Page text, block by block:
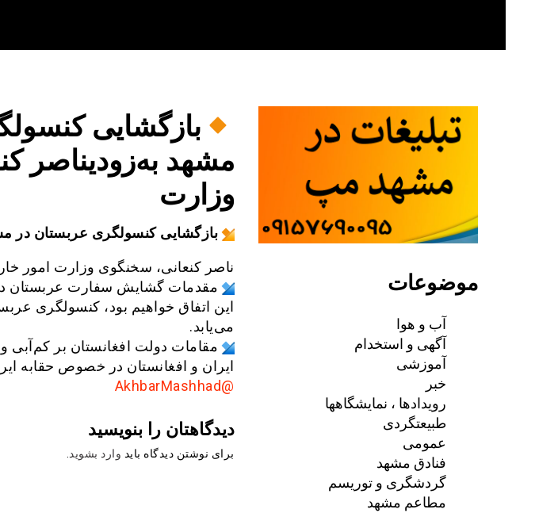
content
بازگشایی
مشهد به‌زودیناصر
وزارت
بازگشایی کنسولگری عربستان در
ناصر کنعانی، سخنگوی وزارت امور
مقدمات گشایش سفارت عربستان
این اتفاق خواهیم بود، کنسولگری
می‌یابد.
مقامات دولت افغانستان بر کم‌آبی
ایران و افغانستان در خصوص حقابه
@AkhbarMashhad
دیدگاهتان را بنویسید
برای نوشتن دیدگاه باید وارد بشوید
موضوعات
آب و هوا
آگهی و استخدام
آموزشی
خبر
رویدادها ، نمایشگاهها
طبیعتگردی
عمومی
فنادق مشهد
گردشگری و توریسم
مطاعم مشهد